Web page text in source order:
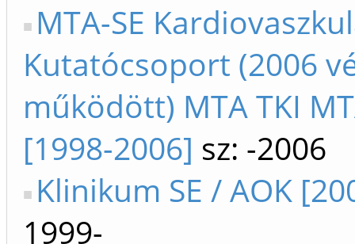
MTA-SE
Kutatócsoport (2006
működött) MTA TKI
[1998-2006] sz: -2006
Klinikum SE / AOK
1999-